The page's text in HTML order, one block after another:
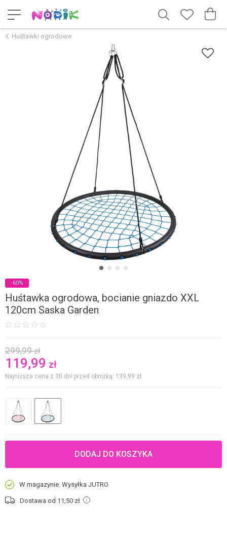
Huśtawki ogrodowe
Huśtawka ogrodowa, bocianie gniazdo XXL
120cm Saska Garden
299,99zł
119,99 zł
Najniższa cena z 30 dni przed obniżką: 139,99 zł
DODAJ DO KOSZYKA
W magazynie. Wysyłka JUTRO
Dostawa od 11,50 zł
-60%